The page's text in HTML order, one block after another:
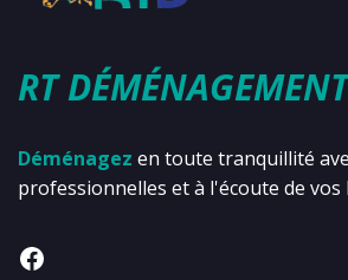
RT DÉMÉNAGEMENT
Déménagez en toute tranquillité
professionnelles et à l'écoute de vos